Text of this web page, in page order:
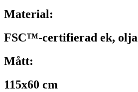
Material:
FSC™-certifierad ek, olja
Mått:
115x60 cm